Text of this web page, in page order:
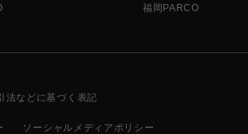
福岡PARCO
法などに基づく表記
ソーシャルメディアポリシー